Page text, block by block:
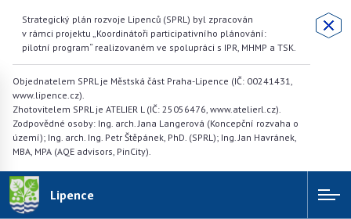
Strategický plán rozvoje Lipenců (SPRL) byl zpracován
v rámci projektu „Koordinátoři participativního plánování:
pilotní program“ realizovaném ve spolupráci s IPR, MHMP a TSK.
Objednatelem SPRL je Městská část Praha-Lipence (IČ: 00241431,
www.lipence.cz).
Zhotovitelem SPRL je ATELIER L (IČ: 25056476, www.atelierl.cz).
Zodpovědné osoby: Ing. arch. Jana Langerová (Koncepční rozvaha o
území); Ing. arch. Ing. Petr Štěpánek, PhD. (SPRL); Ing. Jan Havránek,
MBA, MPA (AQE advisors, PinCity).
Lipence